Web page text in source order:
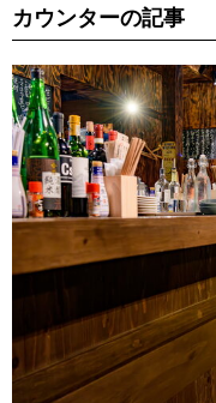
カウンターの記事